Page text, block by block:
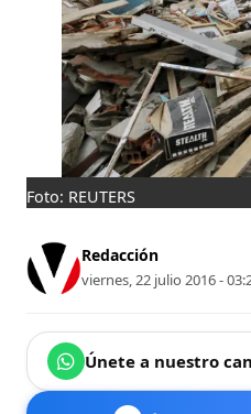
Foto: REUTERS
Redacción
viernes, 22 julio 2016 -
Únete a nuestro